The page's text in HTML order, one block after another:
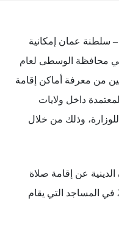
– سلطنة عمان إمكانية
محافظة الوسطى لعام
من معرفة أماكن إقامة
داخل ولايات
وذلك من خلال
عن إقامة صلاة
وخطبة عيد الأضحى للعام 2026 في المساجد التي يقام